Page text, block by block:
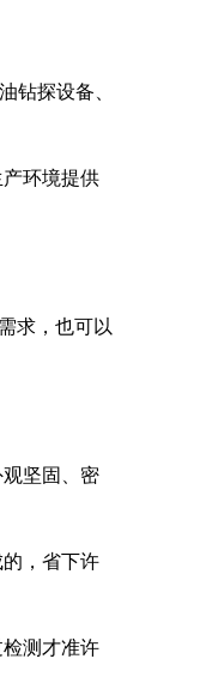
探设备、
环境提供
求，也可以
坚固、密
，省下许
测才准许